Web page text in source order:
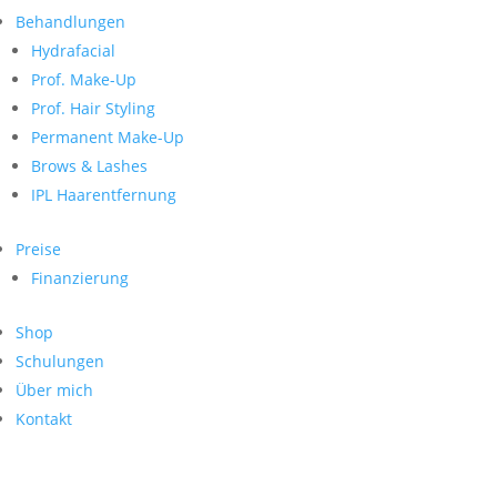
Behandlungen
Hydrafacial
Prof. Make-Up
Prof. Hair Styling
Permanent Make-Up
Brows & Lashes
IPL Haarentfernung
Preise
Finanzierung
Shop
Schulungen
Über mich
Kontakt
nach:
Neueste Kommentare
Archiv
Kategorien
Keine Kategorien
Meta
Anmelden
Feed der Einträge
WordPress.org
Search
nach:
Archive
Kontakt
Impressum
Datenschutz